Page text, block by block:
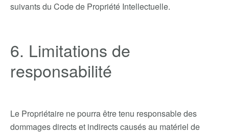
suivants du Code de Propriété Intellectuelle.
6. Limitations de
responsabilité
Le Propriétaire ne pourra être tenu responsable des
dommages directs et indirects causés au matériel de